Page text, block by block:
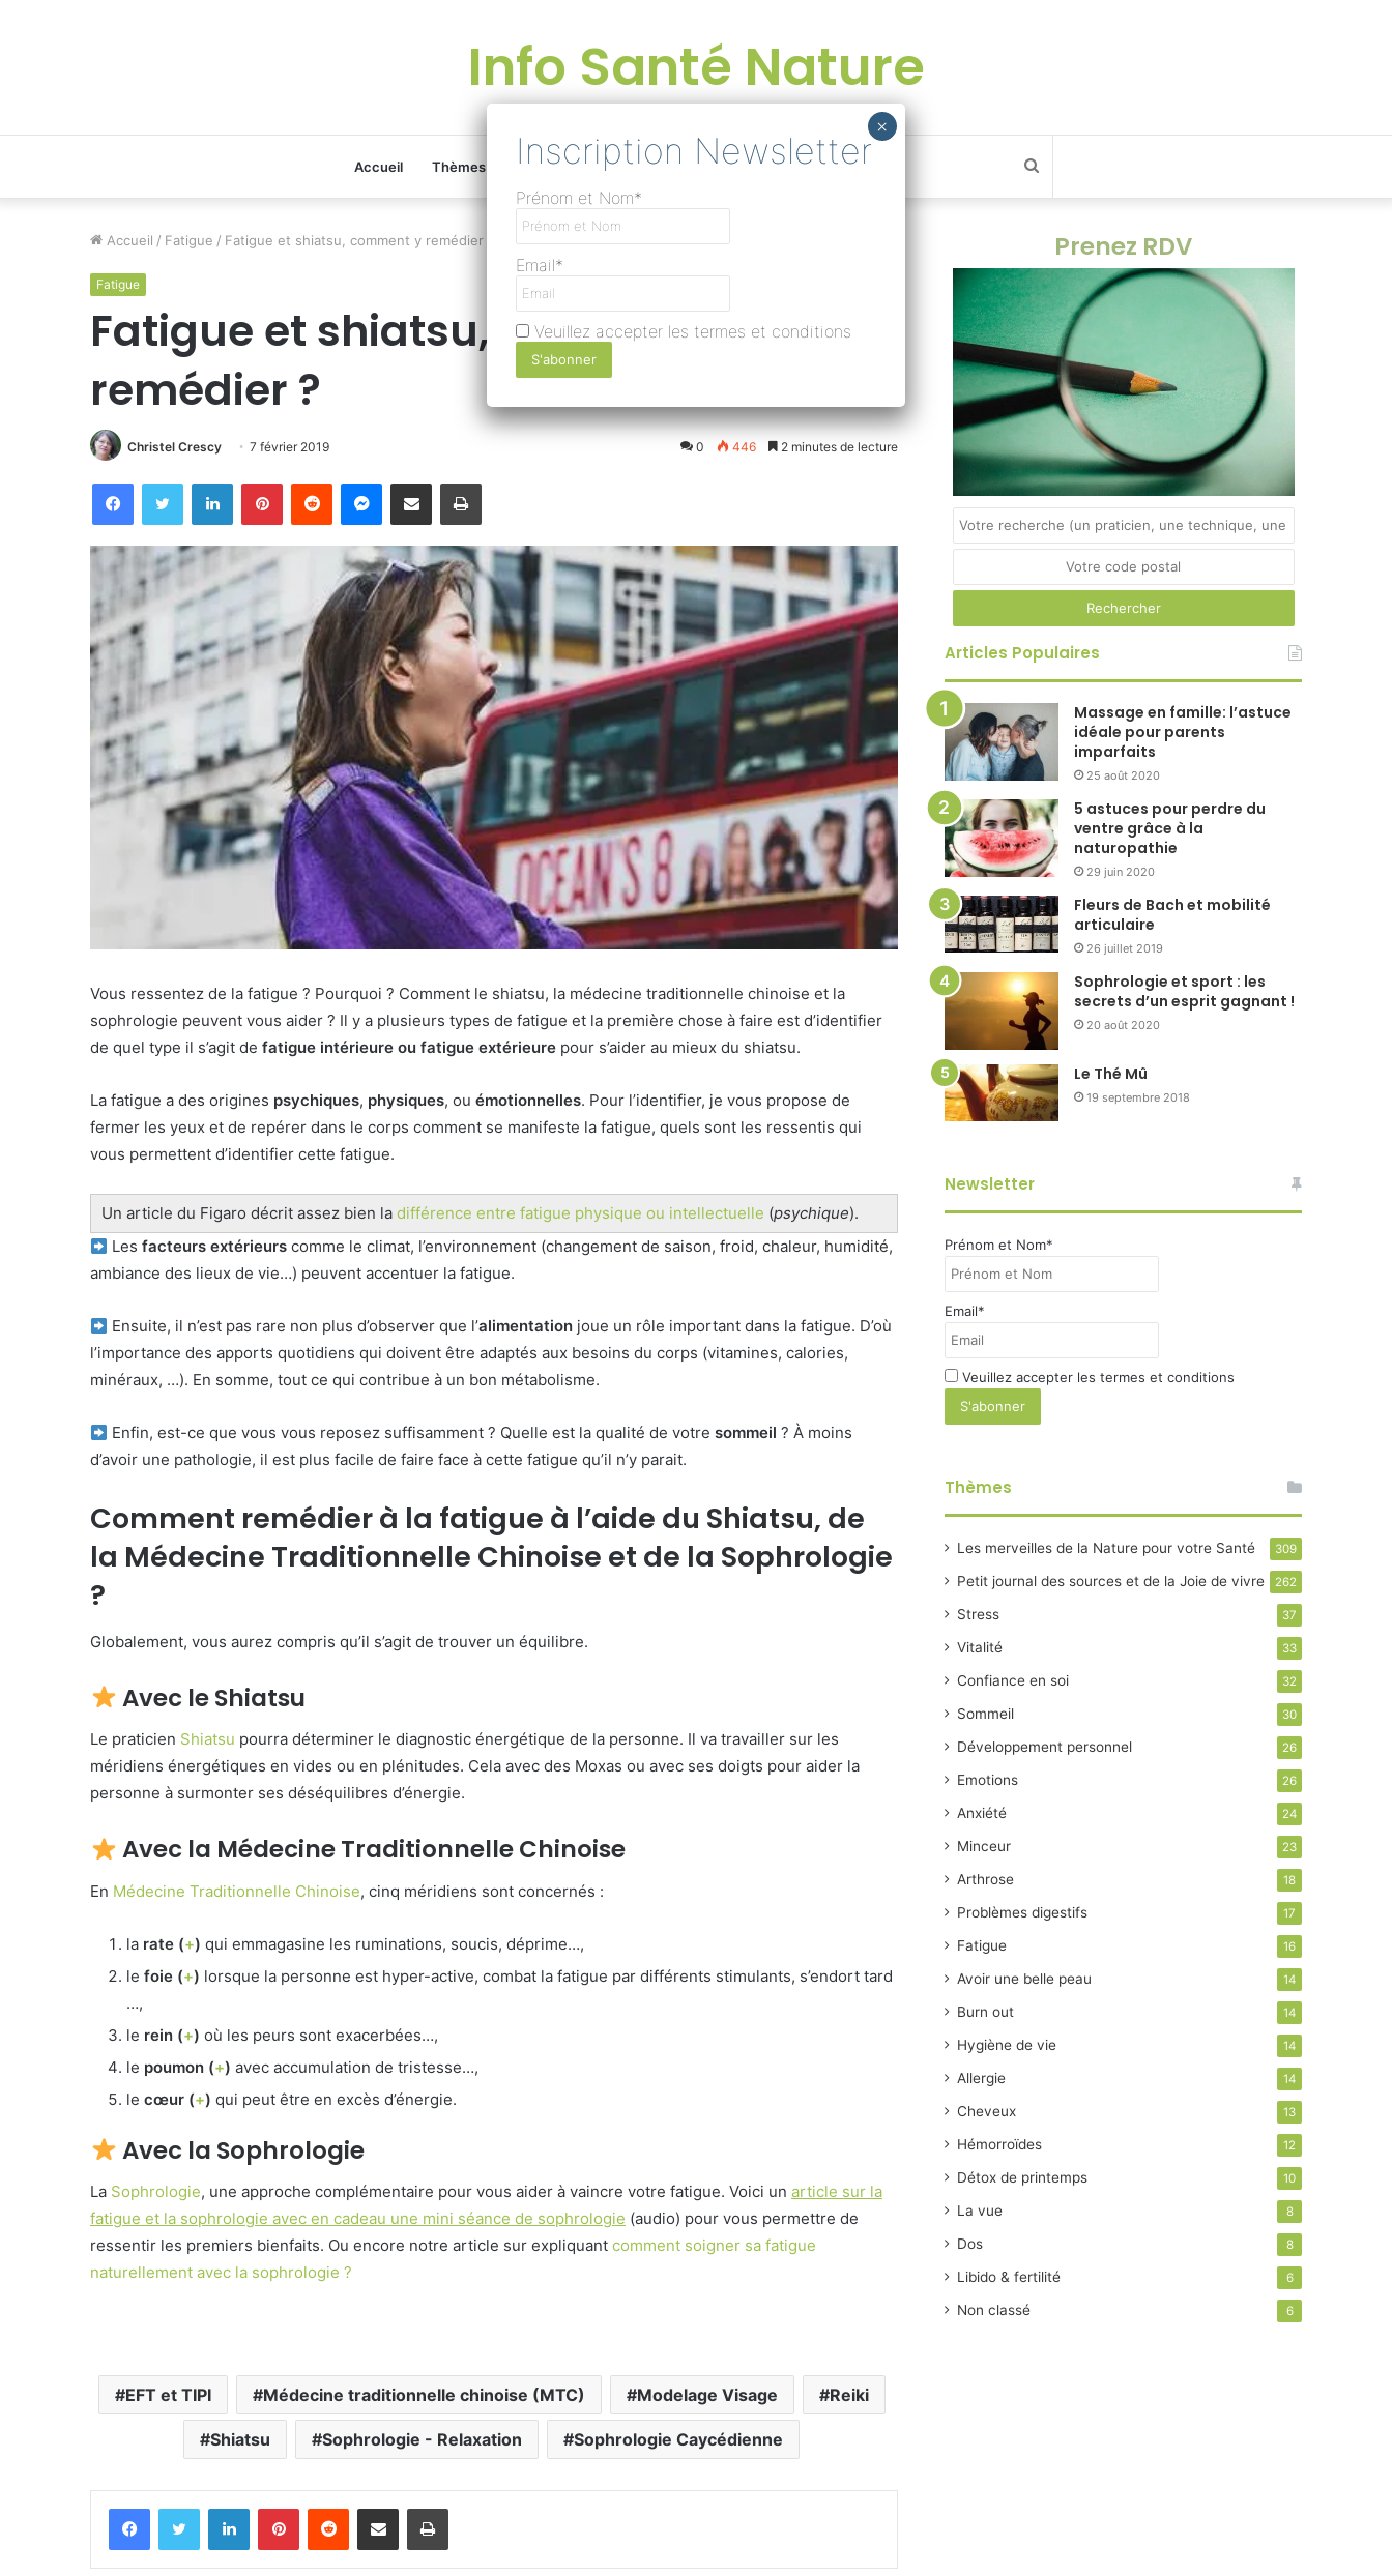
Info Santé Nature
Accueil Thèmes Devenir rédacteur Rechercher
Une
Lire
au
Instagram
Linkedin
Facebook
Accueil / Fatigue / Fatigue et shiatsu, comment y remédier ?
Fatigue
Fatigue et shiatsu, comment y
remédier ?
Christel Crescy 7 février 2019 0 446 2 minutes de lecture
FacebookTwitter LinkedinPinterestReddit Messenger
Partager par email Imprimer
Vous ressentez de la fatigue ? Pourquoi ? Comment le shiatsu, la médecine traditionnelle chinoise et la
sophrologie peuvent vous aider ? Il y a plusieurs types de fatigue et la première chose à faire est d’identifier
de quel type il s’agit de fatigue intérieure ou fatigue extérieure pour s’aider au mieux du shiatsu.
La fatigue a des origines psychiques, physiques, ou émotionnelles. Pour l’identifier, je vous propose de
fermer les yeux et de repérer dans le corps comment se manifeste la fatigue, quels sont les ressentis qui
vous permettent d’identifier cette fatigue.
Un article du Figaro décrit assez bien la différence entre fatigue physique ou intellectuelle (psychique).
Lesfacteurs extérieurs comme le climat, l’environnement (changement de saison, froid, chaleur, humidité,
ambiance des lieux de vie…) peuvent accentuer la fatigue.
Ensuite, il n’est pas rare non plus d’observer que l’alimentation joue un rôle important dans la fatigue. D’où
l’importance des apports quotidiens qui doivent être adaptés aux besoins du corps (vitamines, calories,
minéraux, …). En somme, tout ce qui contribue à un bon métabolisme.
Enfin, est-ce que vous vous reposez suffisamment ? Quelle est la qualité de votresommeil ? À moins
d’avoir une pathologie, il est plus facile de faire face à cette fatigue qu’il n’y parait.
Comment remédier à la fatigue à l’aide du Shiatsu, de
la Médecine Traditionnelle Chinoise et de la Sophrologie
?
Globalement, vous aurez compris qu’il s’agit de trouver un équilibre.
Avec le Shiatsu
Le praticien Shiatsu pourra déterminer le diagnostic énergétique de la personne. Il va travailler sur les
méridiens énergétiques en vides ou en plénitudes. Cela avec des Moxas ou avec ses doigts pour aider la
personne à surmonter ses déséquilibres d’énergie.
Avec la Médecine Traditionnelle Chinoise
En Médecine Traditionnelle Chinoise, cinq méridiens sont concernés :
la rate (+) qui emmagasine les ruminations, soucis, déprime…,
le foie (+) lorsque la personne est hyper-active, combat la fatigue par différents stimulants, s’endort tard
…,
le rein (+) où les peurs sont exacerbées…,
le poumon (+) avec accumulation de tristesse…,
le cœur (+) qui peut être en excès d’énergie.
Avec la Sophrologie
La Sophrologie, une approche complémentaire pour vous aider à vaincre votre fatigue. Voici un article sur la
fatigue et la sophrologie avec en cadeau une mini séance de sophrologie (audio) pour vous permettre de
ressentir les premiers bienfaits. Ou encore notre article sur expliquant comment soigner sa fatigue
naturellement avec la sophrologie ?
EFT et TIPI Médecine traditionnelle chinoise (MTC) Modelage Visage Reiki
Shiatsu Sophrologie - Relaxation Sophrologie Caycédienne
FacebookTwitter LinkedinPinterestReddit Partager par email Imprimer
Prenez RDV
Articles Populaires
Massage en famille: l’astuce
idéale pour parents
imparfaits
25 août 2020
5 astuces pour perdre du
ventre grâce à la
naturopathie
29 juin 2020
Fleurs de Bach et mobilité
articulaire
26 juillet 2019
Sophrologie et sport : les
secrets d’un esprit gagnant !
20 août 2020
Le Thé Mû
19 septembre 2018
Newsletter
Prénom et Nom*
Email*
Veuillez accepter les termes et conditions
Thèmes
Les merveilles de la Nature pour votre Santé 309
Petit journal des sources et de la Joie de vivre 262
Stress 37
Vitalité 33
Confiance en soi 32
Sommeil 30
Développement personnel 26
Emotions 26
Anxiété 24
Minceur 23
Arthrose 18
Problèmes digestifs 17
Fatigue 16
Avoir une belle peau 14
Burn out 14
Hygiène de vie 14
Allergie 14
Cheveux 13
Hémorroïdes 12
Détox de printemps 10
La vue 8
Dos 8
Libido & fertilité 6
Non classé 6
Prénom et Nom*
Email*
Veuillez accepter les termes et conditions